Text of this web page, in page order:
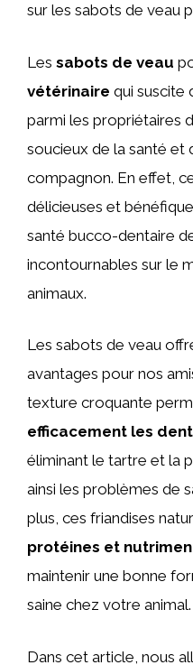
sur les sabots de veau
Les sabots de veau
vétérinaire qui suscite
parmi les propriétaires
soucieux de la santé et
compagnon. En effet,
délicieuses et
santé bucco-dentaire
incontournables sur le
animaux.
Les sabots de veau
avantages pour nos
texture croquante
efficacement les
éliminant le tartre et la
ainsi les problèmes de
plus, ces friandises
protéines et
maintenir une bonne
saine chez votre animal.
Dans cet article, nous